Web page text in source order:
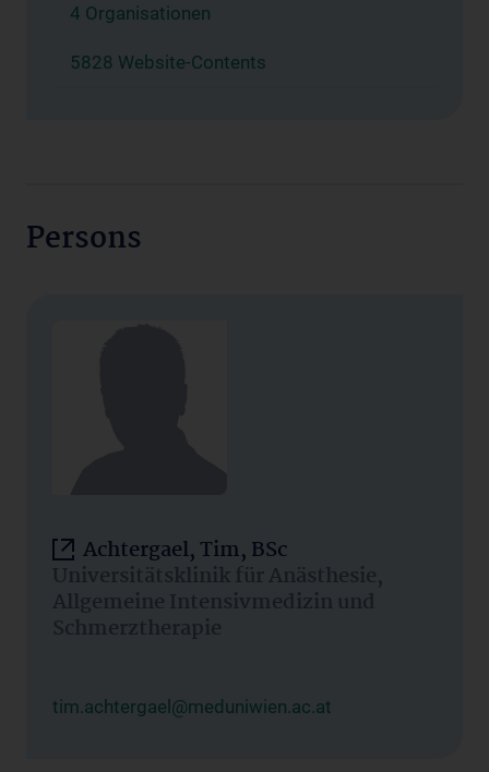
4 Organisationen
5828 Website-Contents
Persons
Achtergael, Tim, BSc
Universitätsklinik für Anästhesie,
Allgemeine Intensivmedizin und
Schmerztherapie
tim.achtergael@meduniwien.ac.at